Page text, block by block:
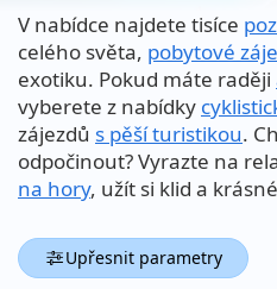
V nabídce najdete tisíce
celého světa, pobytové
exotiku. Pokud máte raději
vyberete z nabídky
zájezdů s pěší turistikou.
odpočinout? Vyrazte na
na hory, užít si klid a
Upřesnit parametry